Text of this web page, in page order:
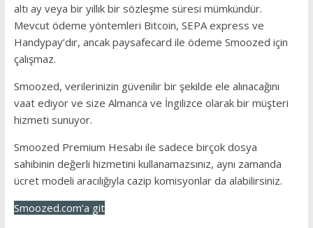
altı ay veya bir yıllık bir sözleşme süresi mümkündür.
Mevcut ödeme yöntemleri Bitcoin, SEPA express ve
Handypay’dır, ancak paysafecard ile ödeme Smoozed için
çalışmaz.
Smoozed, verilerinizin güvenilir bir şekilde ele alınacağını
vaat ediyor ve size Almanca ve İngilizce olarak bir müşteri
hizmeti sunuyor.
Smoozed Premium Hesabı ile sadece birçok dosya
sahibinin değerli hizmetini kullanamazsınız, aynı zamanda
ücret modeli aracılığıyla cazip komisyonlar da alabilirsiniz.
Smoozed.com’a git